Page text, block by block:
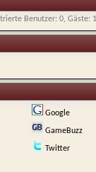
Benutzer: 0, Gäste:
Google
GameBuzz
Twitter